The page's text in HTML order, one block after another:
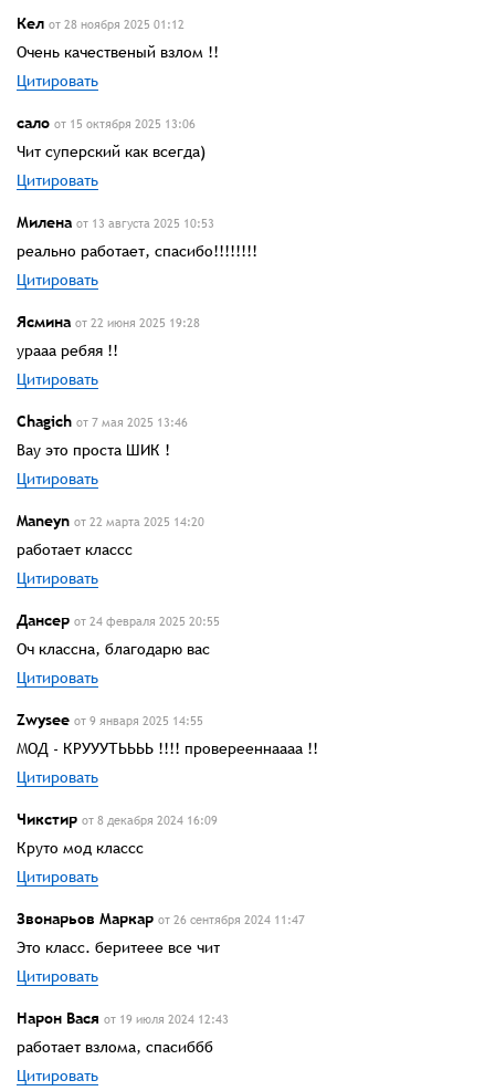
Кел от 28 ноября 2025 01:12
Очень качественый взлом !!
Цитировать
сало от 15 октября 2025 13:06
Чит суперский как всегда)
Цитировать
Милена от 13 августа 2025 10:53
реально работает, спасибо!!!!!!!!
Цитировать
Ясмина от 22 июня 2025 19:28
урааа ребяя !!
Цитировать
Chagich от 7 мая 2025 13:46
Вау это проста ШИК !
Цитировать
Maneyn от 22 марта 2025 14:20
работает классс
Цитировать
Дансер от 24 февраля 2025 20:55
Оч классна, благодарю вас
Цитировать
Zwysee от 9 января 2025 14:55
МОД - КРУУУТЬЬЬЬ !!!! проверееннаааа !!
Цитировать
Чикстир от 8 декабря 2024 16:09
Круто мод классс
Цитировать
Звонарьов Маркар от 26 сентября 2024 11:47
Это класс. беритеее все чит
Цитировать
Нарон Вася от 19 июля 2024 12:43
работает взлома, спасиббб
Цитировать